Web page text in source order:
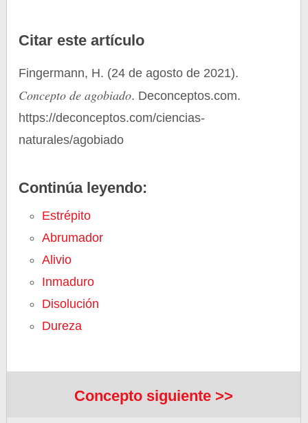
Citar este artículo
Fingermann, H. (24 de agosto de 2021).
Concepto de agobiado. Deconceptos.com.
https://deconceptos.com/ciencias-
naturales/agobiado
Continúa leyendo:
Estrépito
Abrumador
Alivio
Inmaduro
Disolución
Dureza
Concepto siguiente >>